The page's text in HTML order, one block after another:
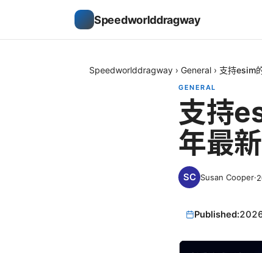
Speedworlddragway
Speedworlddragway › General › 支持esim
GENERAL
支持
年最
Susan Cooper·
Published: